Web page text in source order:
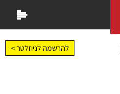
להרשמה לניוזלטר >